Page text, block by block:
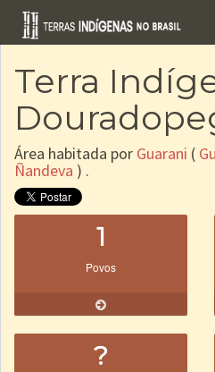
Terra
Área habitada por Guarani (
Ñandeva ) .
1
Povos
?